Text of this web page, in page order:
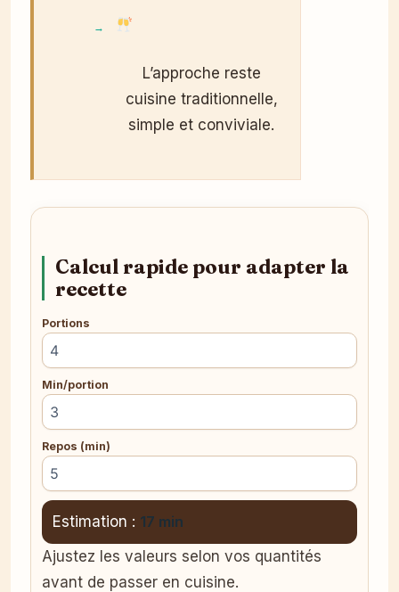
L’approche reste
cuisine traditionnelle,
simple et conviviale.
Calcul rapide pour adapter la
recette
Portions
Min/portion
Repos (min)
Estimation : 17 min
Ajustez les valeurs selon vos quantités
avant de passer en cuisine.